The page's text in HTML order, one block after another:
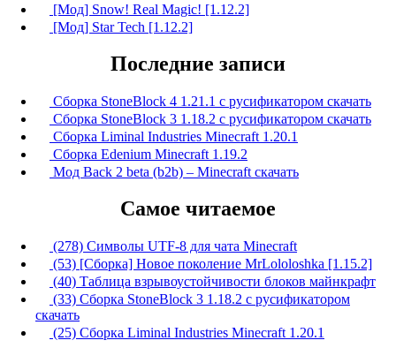
[Мод] Snow! Real Magic! [1.12.2]
[Мод] Star Tech [1.12.2]
Последние записи
Сборка StoneBlock 4 1.21.1 с русификатором скачать
Сборка StoneBlock 3 1.18.2 с русификатором скачать
Сборка Liminal Industries Minecraft 1.20.1
Сборка Edenium Minecraft 1.19.2
Мод Back 2 beta (b2b) – Minecraft скачать
Самое читаемое
(278) Символы UTF-8 для чата Minecraft
(53) [Сборка] Новое поколение MrLololoshka [1.15.2]
(40) Таблица взрывоустойчивости блоков майнкрафт
(33) Сборка StoneBlock 3 1.18.2 с русификатором
скачать
(25) Сборка Liminal Industries Minecraft 1.20.1